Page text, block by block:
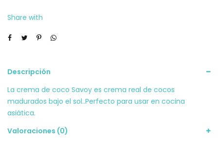
ml
Share with
Descripción
La crema de coco Savoy es crema real de cocos
madurados bajo el sol..Perfecto para usar en cocina
asiática.
Valoraciones (0)